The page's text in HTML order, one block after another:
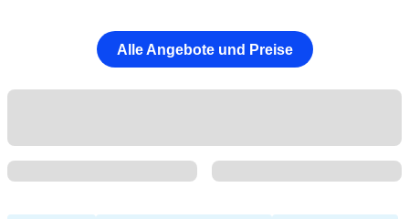
Alle Angebote und Preise